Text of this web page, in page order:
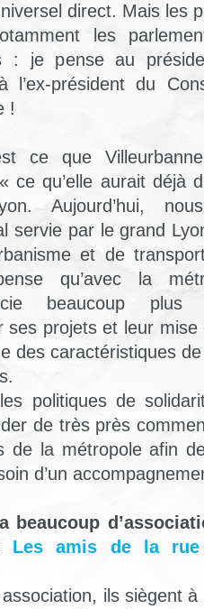
direct. Mais les
les
: je pense au
l’ex-président du
!
ce que
ce qu’elle aurait déjà
Aujourd’hui,
servie par le grand
et de
qu’avec la
beaucoup plus
ses projets et leur
des caractéristiques
politiques de
de très près
de la métropole afin
d’un
beaucoup
Les amis de la rue
ils siègent